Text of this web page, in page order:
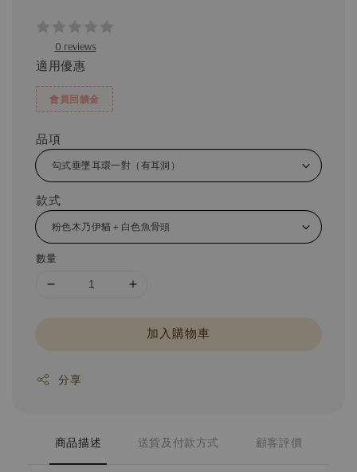
0 reviews
適用優惠
會員回饋金
品項
款式
數量
加入購物車
分享
商品描述 送貨及付款方式 顧客評價